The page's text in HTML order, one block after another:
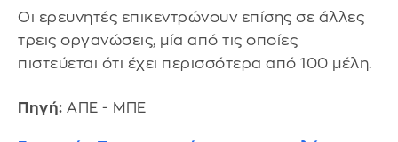
Οι ερευνητές επικεντρώνουν επίσης σε άλλες
τρεις οργανώσεις, μία από τις οποίες
πιστεύεται ότι έχει περισσότερα από 100 μέλη.
Πηγή: ΑΠΕ - ΜΠΕ